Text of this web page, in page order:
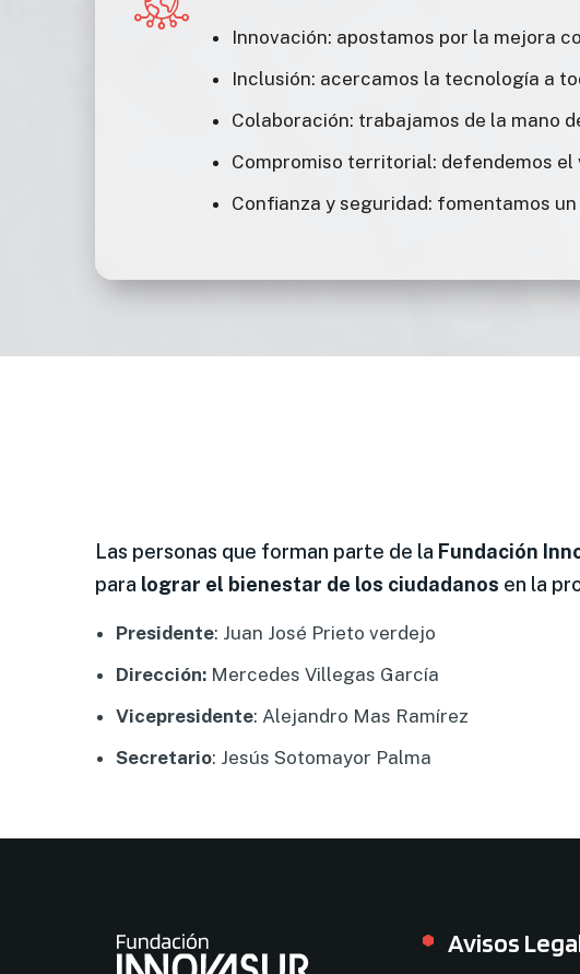
Innovación: apostamos por la mejora
Inclusión: acercamos la tecnología a
Colaboración: trabajamos de la mano
Compromiso territorial: defendemos el
Confianza y seguridad: fomentamos
Las personas que forman parte de la Fundación
para lograr el bienestar de los ciudadanos en la
Presidente: Juan José Prieto verdejo
Dirección:Mercedes Villegas García
Vicepresidente: Alejandro Mas Ramírez
Secretario: Jesús Sotomayor Palma
Avisos